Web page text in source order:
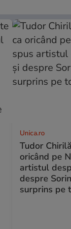
Unica.ro
Tudor
oricând pe
artistul
despre
surprins pe